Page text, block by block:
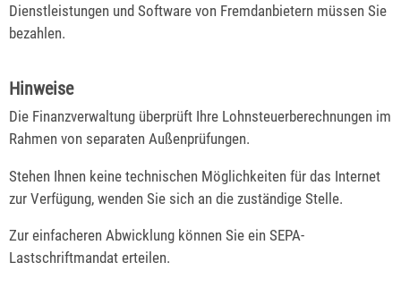
Dienstleistungen und Software von Fremdanbietern müssen Sie
bezahlen.
Hinweise
Die Finanzverwaltung überprüft Ihre Lohnsteuerberechnungen im
Rahmen von separaten Außenprüfungen.
Stehen Ihnen keine technischen Möglichkeiten für das Internet
zur Verfügung, wenden Sie sich an die zuständige Stelle.
Zur einfacheren Abwicklung können Sie ein SEPA-
Lastschriftmandat erteilen.